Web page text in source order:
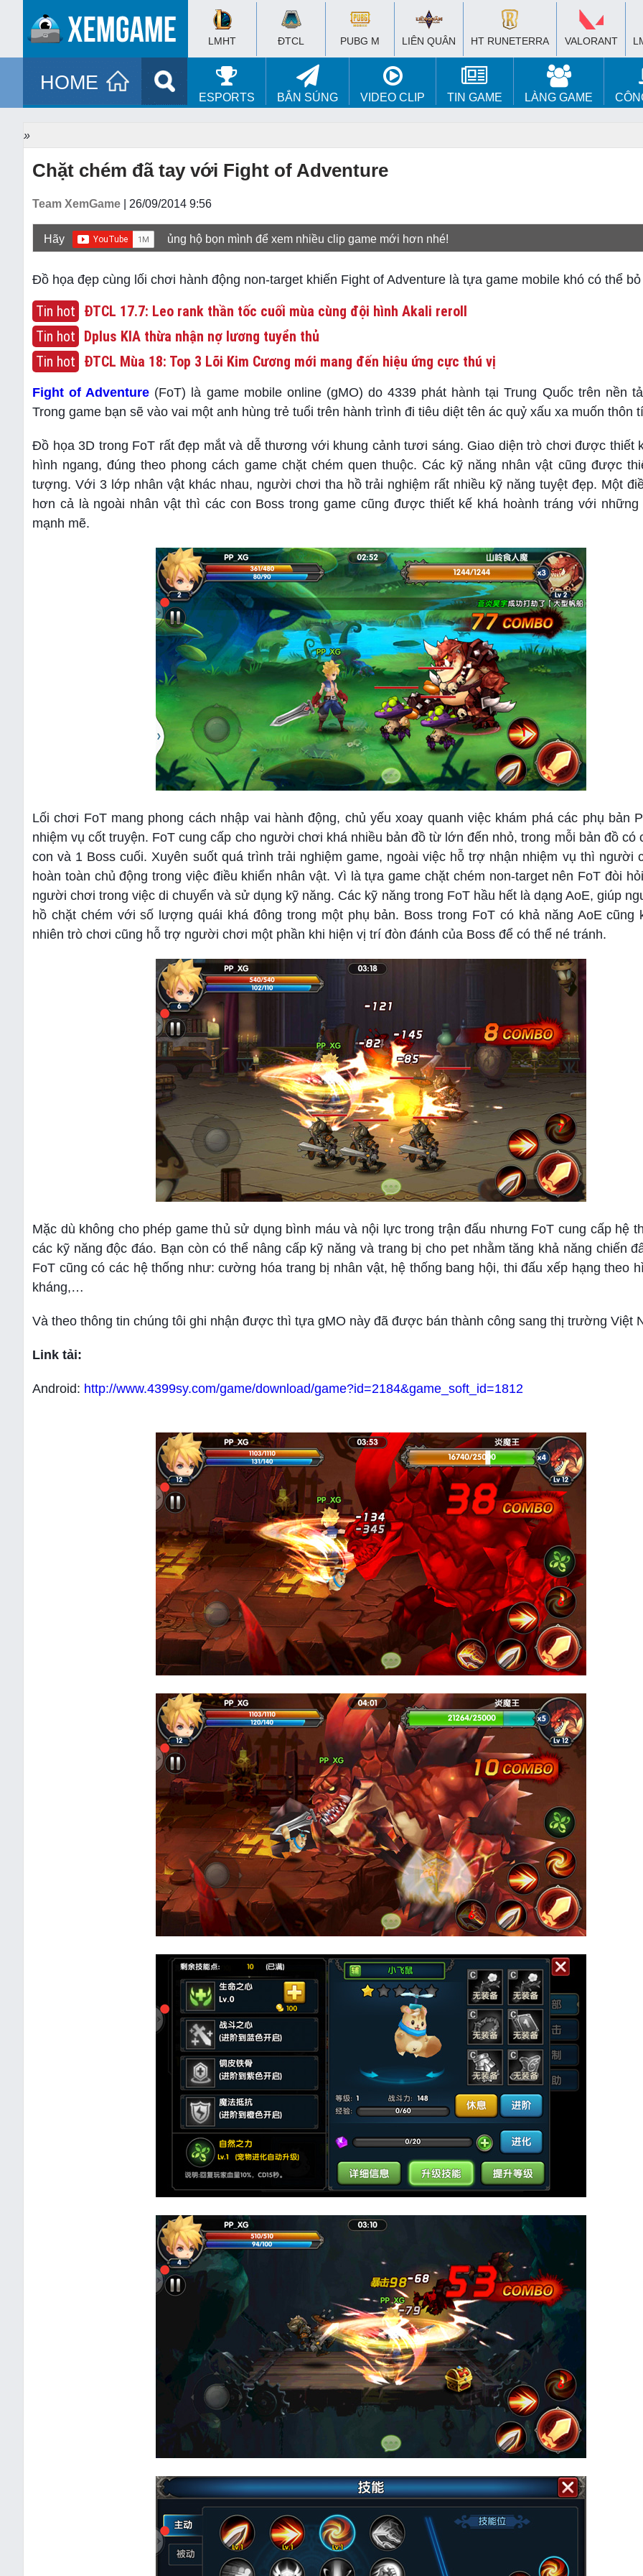
LMHT ĐTCL PUBG M LIÊN QUÂN HT RUNETERRA VALORANT
HOME
ESPORTS BẮN SÚNG VIDEO CLIP TIN GAME LÀNG GAME
»
Chặt chém đã tay với Fight of Adventure
Team XemGame | 26/09/2014 9:56
Hãy ủng hộ bọn mình để xem nhiều clip game mới hơn nhé!
Đồ họa đẹp cùng lối chơi hành động non-target khiến Fight of Adventure là tựa game mobile khó có thể
Tin hot ĐTCL 17.7: Leo rank thần tốc cuối mùa cùng đội hình Akali reroll
Tin hot Dplus KIA thừa nhận nợ lương tuyển thủ
Tin hot ĐTCL Mùa 18: Top 3 Lõi Kim Cương mới mang đến hiệu ứng cực thú vị
Fight of Adventure (FoT) là game mobile online (gMO) do 4339 phát hành tại Trung Quốc trên nền
Trong game bạn sẽ vào vai một anh hùng trẻ tuổi trên hành trình đi tiêu diệt tên ác quỷ xấu xa muốn thôn
Đồ họa 3D trong FoT rất đẹp mắt và dễ thương với khung cảnh tươi sáng. Giao diện trò chơi được thiết
hình ngang, đúng theo phong cách game chặt chém quen thuộc. Các kỹ năng nhân vật cũng được
tượng. Với 3 lớp nhân vật khác nhau, người chơi tha hồ trải nghiệm rất nhiều kỹ năng tuyệt đẹp. Một
hơn cả là ngoài nhân vật thì các con Boss trong game cũng được thiết kế khá hoành tráng với những
mạnh mẽ.
Lối chơi FoT mang phong cách nhập vai hành động, chủ yếu xoay quanh việc khám phá các phụ bản
nhiệm vụ cốt truyện. FoT cung cấp cho người chơi khá nhiều bản đồ từ lớn đến nhỏ, trong mỗi bản đồ có
con và 1 Boss cuối. Xuyên suốt quá trình trải nghiệm game, ngoài việc hỗ trợ nhận nhiệm vụ thì người
hoàn toàn chủ động trong việc điều khiển nhân vật. Vì là tựa game chặt chém non-target nên FoT đòi
người chơi trong việc di chuyển và sử dụng kỹ năng. Các kỹ năng trong FoT hầu hết là dạng AoE, giúp
hồ chặt chém với số lượng quái khá đông trong một phụ bản. Boss trong FoT có khả năng AoE cũng
nhiên trò chơi cũng hỗ trợ người chơi một phần khi hiện vị trí đòn đánh của Boss để có thể né tránh.
Mặc dù không cho phép game thủ sử dụng bình máu và nội lực trong trận đấu nhưng FoT cung cấp hệ
các kỹ năng độc đáo. Bạn còn có thể nâng cấp kỹ năng và trang bị cho pet nhằm tăng khả năng chiến
FoT cũng có các hệ thống như: cường hóa trang bị nhân vật, hệ thống bang hội, thi đấu xếp hạng theo
kháng,…
Và theo thông tin chúng tôi ghi nhận được thì tựa gMO này đã được bán thành công sang thị trường Việt
Link tải:
Android: http://www.4399sy.com/game/download/game?id=2184&game_soft_id=1812